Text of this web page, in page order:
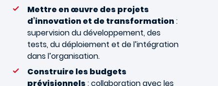
Mettre en œuvre des projets
d’innovation et de transformation:
supervision du développement, des
tests, du déploiement et de l’intégration
dans l’organisation.
Construire les budgets
prévisionnels : collaboration avec les